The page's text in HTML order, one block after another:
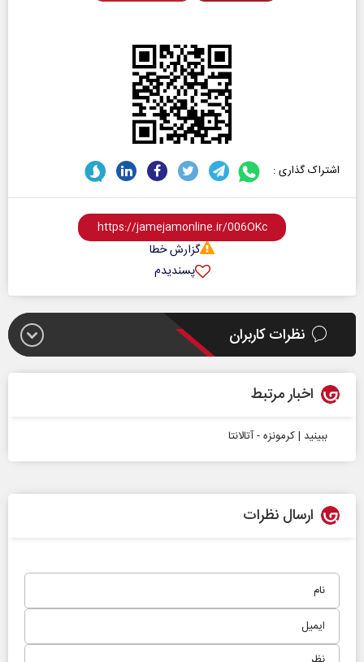
اشتراک گذاری :
گزارش خطا
پسندیدم
نظرات کاربران
اخبار مرتبط
ببینید | کرمونزه - آتالانتا
ارسال نظرات